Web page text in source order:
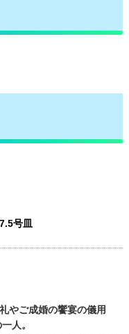
号皿
やご成婚の饗宴の儀用
人。